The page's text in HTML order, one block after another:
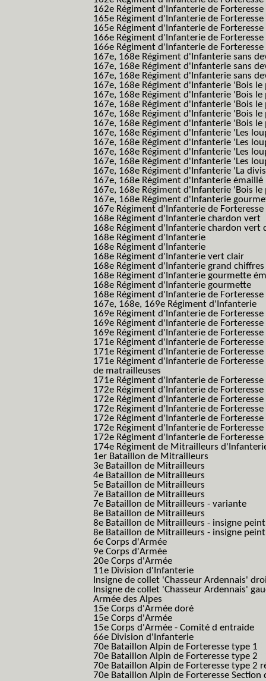
162e Régiment d'Infanterie de
165e Régiment d'Infanterie de Forteresse
165e Régiment d'Infanterie de Forteresse
166e Régiment d'Infanterie de Forteresse
166e Régiment d'Infanterie de Forteresse
167e, 168e Régiment d'Infanterie sans
167e, 168e Régiment d'Infanterie sans
167e, 168e Régiment d'Infanterie sans
167e, 168e Régiment d'Infanterie 'Bois
167e, 168e Régiment d'Infanterie 'Bois
167e, 168e Régiment d'Infanterie 'Bois
167e, 168e Régiment d'Infanterie 'Bois
167e, 168e Régiment d'Infanterie 'Bois
167e, 168e Régiment d'Infanterie 'Les
167e, 168e Régiment d'Infanterie 'Les
167e, 168e Régiment d'Infanterie 'Les
167e, 168e Régiment d'Infanterie 'Les
167e, 168e Régiment d'Infanterie 'La
167e, 168e Régiment d'Infanterie émaillé
167e, 168e Régiment d'Infanterie 'Bois
167e, 168e Régiment d'Infanterie
167e Régiment d'Infanterie de
168e Régiment d'Infanterie chardon vert
168e Régiment d'Infanterie chardon vert
168e Régiment d'Infanterie
168e Régiment d'Infanterie
168e Régiment d'Infanterie vert clair
168e Régiment d'Infanterie grand chiffres
168e Régiment d'Infanterie gourmette
168e Régiment d'Infanterie gourmette
168e Régiment d'Infanterie de Forteresse
167e, 168e, 169e Régiment d'Infanterie
169e Régiment d'Infanterie de Forteresse
169e Régiment d'Infanterie de
169e Régiment d'Infanterie de
171e Régiment d'Infanterie de Forteresse
171e Régiment d'Infanterie de
171e Régiment d'Infanterie de
de matrailleuses
171e Régiment d'Infanterie de
172e Régiment d'Infanterie de Forteresse
172e Régiment d'Infanterie de Forteresse
172e Régiment d'Infanterie de
172e Régiment d'Infanterie de
172e Régiment d'Infanterie de
172e Régiment d'Infanterie de
174e Régiment de Mitrailleurs
1er Bataillon de Mitrailleurs
3e Bataillon de Mitrailleurs
4e Bataillon de Mitrailleurs
5e Bataillon de Mitrailleurs
7e Bataillon de Mitrailleurs
7e Bataillon de Mitrailleurs - variante
8e Bataillon de Mitrailleurs
8e Bataillon de Mitrailleurs - insigne peint
8e Bataillon de Mitrailleurs - insigne
6e Corps d'Armée
9e Corps d'Armée
20e Corps d'Armée
11e Division d'Infanterie
Insigne de collet 'Chasseur Ardennais'
Insigne de collet 'Chasseur Ardennais'
Armée des Alpes
15e Corps d'Armée doré
15e Corps d'Armée
15e Corps d'Armée - Comité d entraide
66e Division d'Infanterie
70e Bataillon Alpin de Forteresse type 1
70e Bataillon Alpin de Forteresse type 2
70e Bataillon Alpin de Forteresse type 2
70e Bataillon Alpin de Forteresse